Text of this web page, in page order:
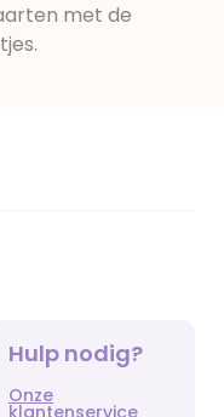
met de
Hulp nodig?
Onze
klantenservice